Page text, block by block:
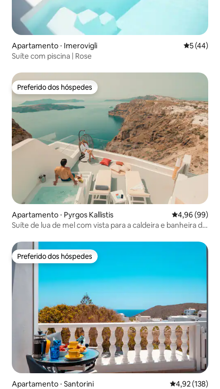
Apartamento ⋅ Imerovigli 5 de uma
5 (44)
Suíte com piscina | Rose
Preferido dos hóspedes
Preferido dos hóspedes
Apartamento ⋅ Pyrgos Kallistis 4,96 de uma
4,96 (99)
Suíte de lua de mel com vista para a caldeira e banheira de
Preferido dos hóspedes
Preferido dos hóspedes
Apartamento ⋅ Santorini 4,92 de uma
4,92 (138)